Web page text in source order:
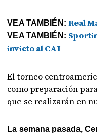
VEA TAMBIÉN:Real
VEA TAMBIÉN:
invicto al CAI
El torneo
como preparación
que se realizarán en
La semana pasada,